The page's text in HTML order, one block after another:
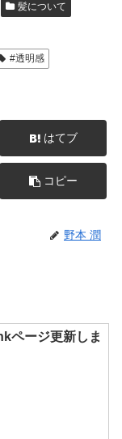
髪について
#透明感
はてブ
コピー
野本 潤
ージ更新しま